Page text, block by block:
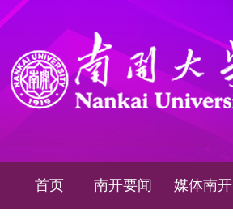
首页 南开要闻 媒体南开